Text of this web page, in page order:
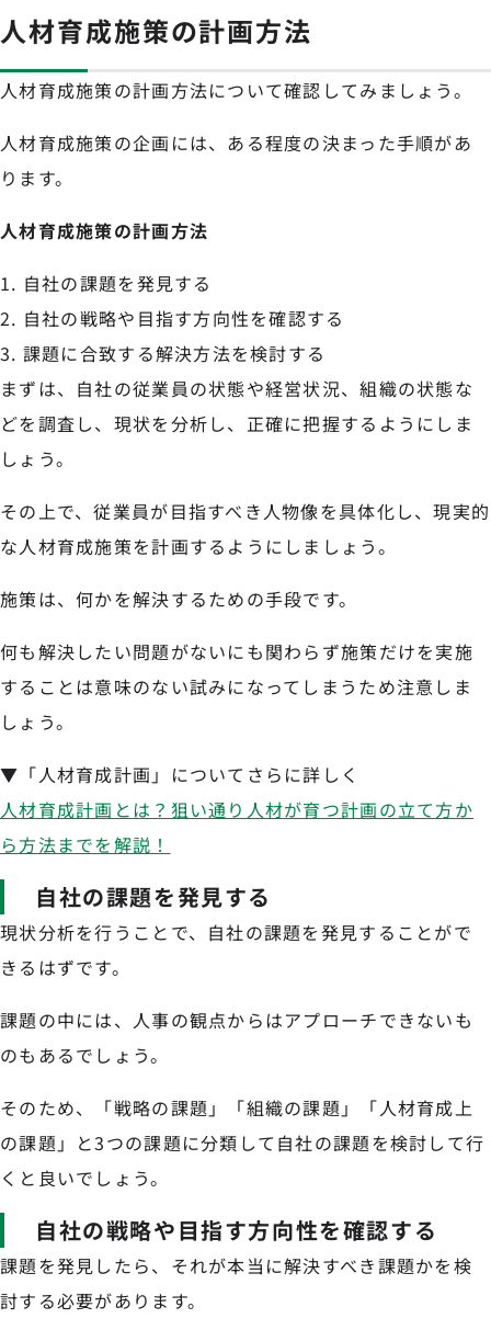
人材育成施策の計画方法
人材育成施策の計画方法について確認してみましょう。
人材育成施策の企画には、ある程度の決まった手順があ
ります。
人材育成施策の計画方法
自社の課題を発見する
自社の戦略や目指す方向性を確認する
課題に合致する解決方法を検討する
まずは、自社の従業員の状態や経営状況、組織の状態な
どを調査し、現状を分析し、正確に把握するようにしま
しょう。
その上で、従業員が目指すべき人物像を具体化し、現実的
な人材育成施策を計画するようにしましょう。
施策は、何かを解決するための手段です。
何も解決したい問題がないにも関わらず施策だけを実施
することは意味のない試みになってしまうため注意しま
しょう。
▼「人材育成計画」についてさらに詳しく
人材育成計画とは？狙い通り人材が育つ計画の立て方か
ら方法までを解説！
自社の課題を発見する
現状分析を行うことで、自社の課題を発見することがで
きるはずです。
課題の中には、人事の観点からはアプローチできないも
のもあるでしょう。
そのため、「戦略の課題」「組織の課題」「人材育成上
の課題」と3つの課題に分類して自社の課題を検討して行
くと良いでしょう。
自社の戦略や目指す方向性を確認する
課題を発見したら、それが本当に解決すべき課題かを検
討する必要があります。